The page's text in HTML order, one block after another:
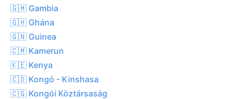
🇬🇲 Gambia
🇬🇭 Ghána
🇬🇳 Guinea
🇨🇲 Kamerun
🇰🇪 Kenya
🇨🇩 Kongó - Kinshasa
🇨🇬 Kongói Köztársaság